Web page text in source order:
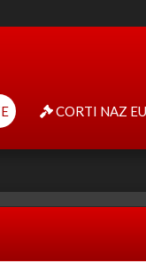
CORTI NAZ